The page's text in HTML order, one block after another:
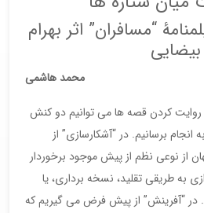
“مسافران” اثر بهرام
بیضایی
محمد هاشمی
(1377:76) ما با روایت کردن قصه ها می توانیم دو کنش
انجام برسانیم. در “آشکارسازی” از
از نوعی نظم از پیش موجود برخوردار
به طریقی تقلید، نسخه برداری، یا
در “آفرینش” از پیش فرض می گیریم که